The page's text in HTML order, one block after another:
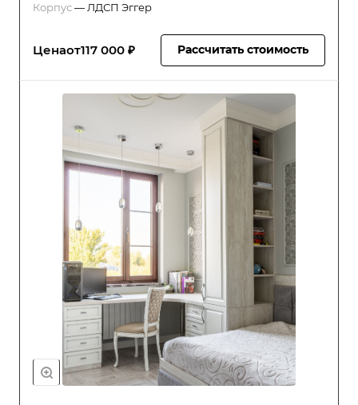
Корпус— ЛДСП Эггер
Ценаот117 000 ₽ Рассчитать стоимость